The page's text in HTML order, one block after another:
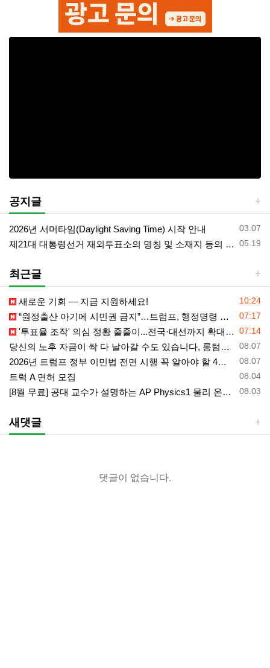
공지글
등록일
03.07
2026년 서머타임(Daylight Saving Time) 시작 안내
등록일
05.19
제21대 대통령선거 재외투표소의 명칭 및 소재지 등의 공고/올랜도 제외 투표소
최근글
등록일
10:24
새로운 기회 — 지금 지원하세요!
등록일
07:17
“원정출산 아기에 시민권 금지”…트럼프, 행정명령 서명
등록일
07:14
'투표율 조작' 의심 정황 줄줄이...전국·대선까지 확대되나
등록일
08.07
당신의 노후 자금이 싹 다 날아갈 수도 있습니다, 롱텀케어 준비 하기
등록일
08.07
2026년 트럼프 정부 이민법 전면 시행 꼭 알아야 할 4가지!!
등록일
08.04
트럭 A 면허 모집
등록일
08.03
[8월 무료] 공대 교수가 설명하는 AP Physics1 물리 온라인 강의
새댓글
댓글이 없습니다.